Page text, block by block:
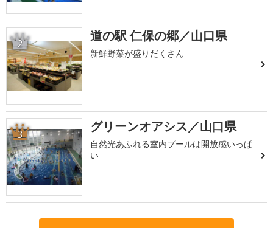
2 道の駅 仁保の郷／山口県
新鮮野菜が盛りだくさん
3 グリーンオアシス／山口県
自然光あふれる室内プールは開放感いっぱ
い